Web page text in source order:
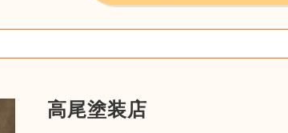
高尾塗装店